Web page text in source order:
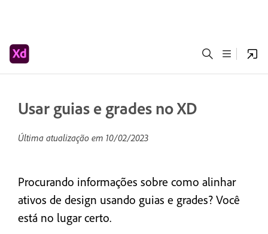
Usar guias e grades no XD
Última atualização em 10/02/2023
Procurando informações sobre como alinhar
ativos de design usando guias e grades? Você
está no lugar certo.